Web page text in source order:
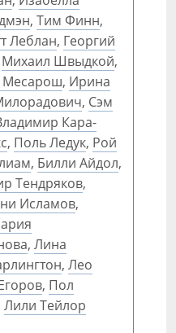
, Тим Финн,
Леблан, Георгий
Михаил Швыдкой,
Месарош, Ирина
, Сэм
Кара-
, Поль Ледук, Рой
, Билли Айдол,
Тендряков,
Исламов,
, Лина
, Лео
, Пол
Лили Тейлор